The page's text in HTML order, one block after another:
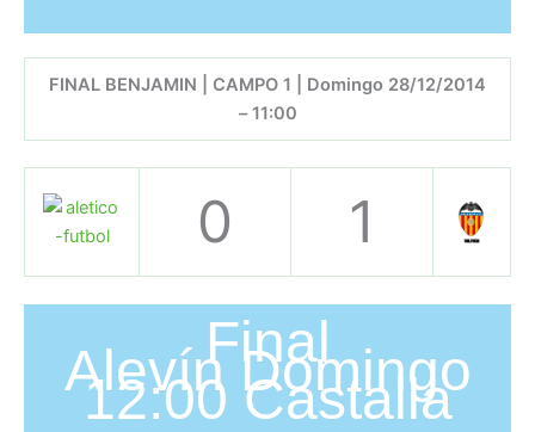
FINAL BENJAMIN | CAMPO 1 | Domingo 28/12/2014
– 11:00
0 1
Final
Alevín Domingo
12:00 Castalla